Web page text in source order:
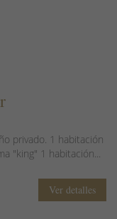
privado. 1 habitación
"king" 1 habitación...
Ver detalles